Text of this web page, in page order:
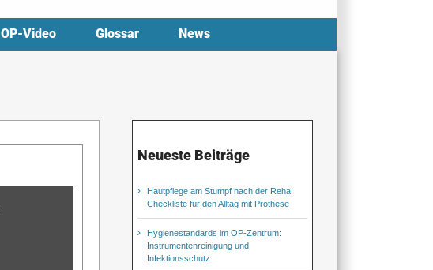
OP-Video Glossar News
Neueste Beiträge
Hautpflege am Stumpf nach der Reha:
Checkliste für den Alltag mit Prothese
Hygienestandards im OP-Zentrum:
Instrumentenreinigung und
Infektionsschutz